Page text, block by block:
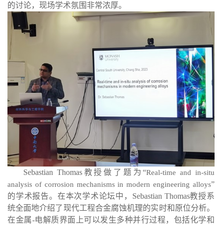
的讨论，现场学术氛围非常浓厚。
Sebastian Thomas教授做了题为“Real-time and in-situ
analysis of corrosion mechanisms in modern engineering alloys”
的学术报告。在本次学术论坛中， Sebastian Thomas教授系
统全面地介绍了现代工程合金腐蚀机理的实时和原位分析。
在金属-电解质界面上可以发生多种并行过程，包括化学和